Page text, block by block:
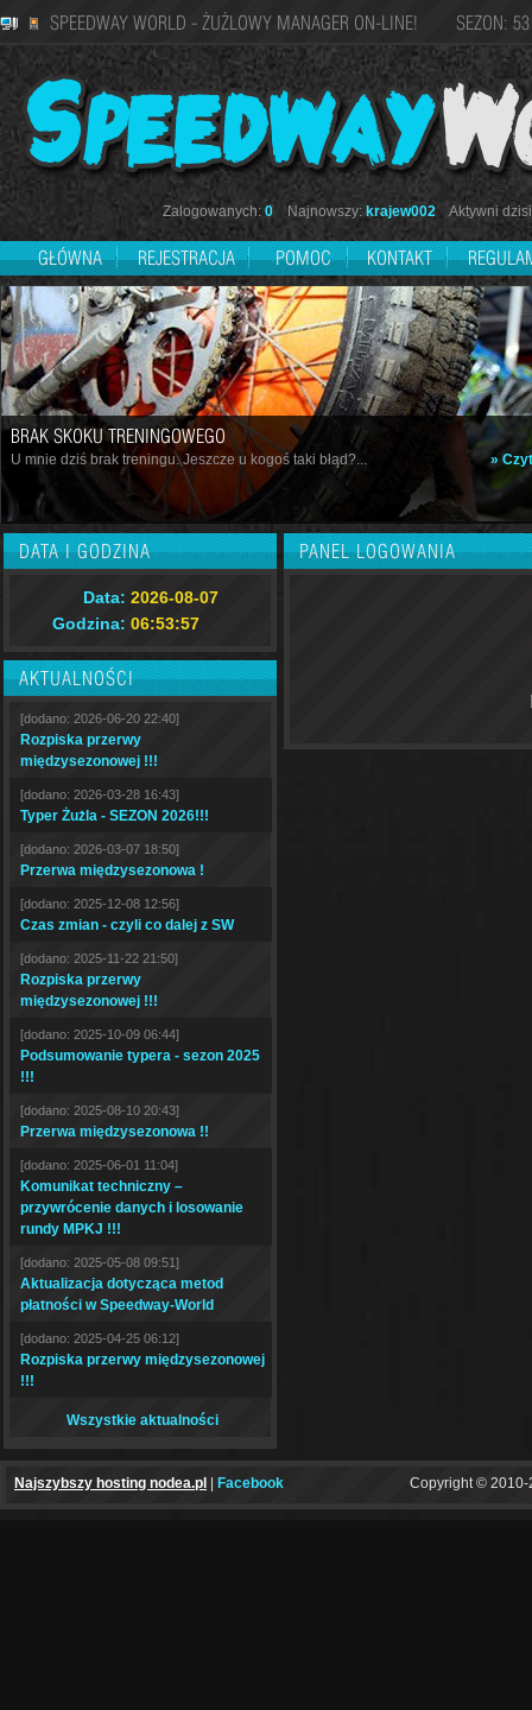
SPEEDWAY WORLD - ŻUŻLOWY MANAGER ON-LINE! SEZON: 53
Zalogowanych: 0Najnowszy: krajew002Aktywni
GŁÓWNA REJESTRACJA POMOC KONTAKT
BRAK SKOKU TRENINGOWEGO
U mnie dziś brak treningu. Jeszcze u kogoś taki błąd?... »
DATA I GODZINA
Data: 2026-08-07
Godzina: 06:53:58
AKTUALNOŚCI
[dodano: 2026-06-20 22:40]
Rozpiska przerwy
międzysezonowej !!!
[dodano: 2026-03-28 16:43]
Typer Żużla - SEZON 2026!!!
[dodano: 2026-03-07 18:50]
Przerwa międzysezonowa !
[dodano: 2025-12-08 12:56]
Czas zmian - czyli co dalej z SW
[dodano: 2025-11-22 21:50]
Rozpiska przerwy
międzysezonowej !!!
[dodano: 2025-10-09 06:44]
Podsumowanie typera - sezon 2025
!!!
[dodano: 2025-08-10 20:43]
Przerwa międzysezonowa !!
[dodano: 2025-06-01 11:04]
Komunikat techniczny –
przywrócenie danych i losowanie
rundy MPKJ !!!
[dodano: 2025-05-08 09:51]
Aktualizacja dotycząca metod
płatności w Speedway-World
[dodano: 2025-04-25 06:12]
Rozpiska przerwy międzysezonowej
!!!
Wszystkie aktualności
PANEL LOGOWANIA
Copyright © 2010-
Najszybszy hosting nodea.pl Facebook